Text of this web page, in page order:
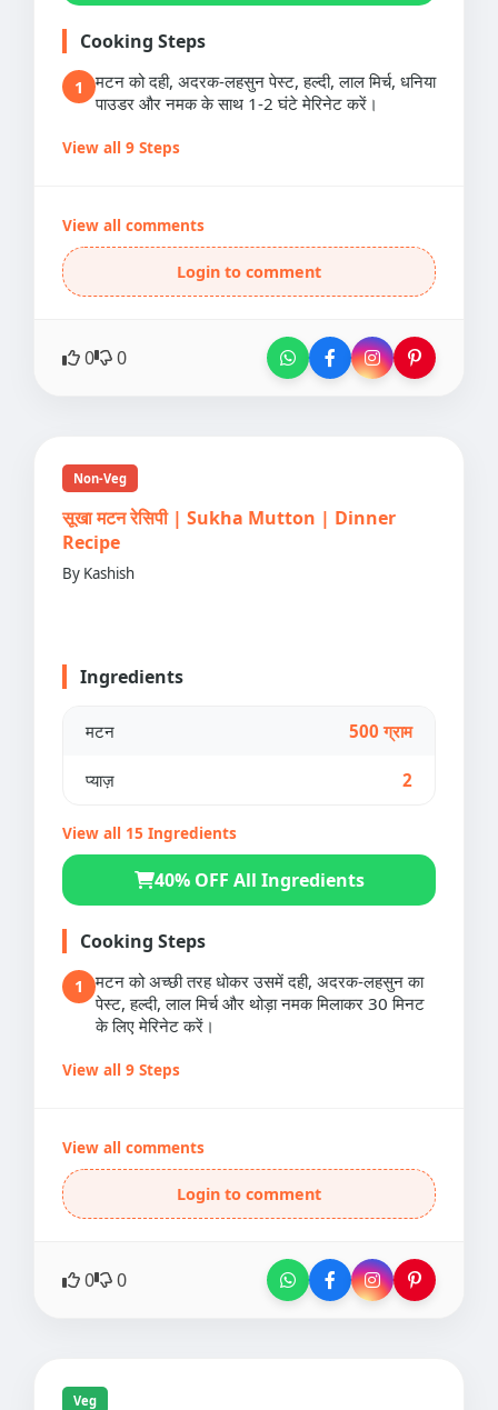
Cooking Steps
1
मटन को दही, अदरक-लहसुन पेस्ट, हल्दी, लाल मिर्च, धनिया
पाउडर और नमक के साथ 1-2 घंटे मेरिनेट करें।
View all 9 Steps
View all comments
Login to comment
0 0
Non-Veg
सूखा मटन रेसिपी | Sukha Mutton | Dinner
Recipe
By Kashish
Ingredients
मटन 500 ग्राम
प्याज़ 2
View all 15 Ingredients
40% OFF All Ingredients
Cooking Steps
1
मटन को अच्छी तरह धोकर उसमें दही, अदरक-लहसुन का
पेस्ट, हल्दी, लाल मिर्च और थोड़ा नमक मिलाकर 30 मिनट
के लिए मेरिनेट करें।
View all 9 Steps
View all comments
Login to comment
0 0
Veg